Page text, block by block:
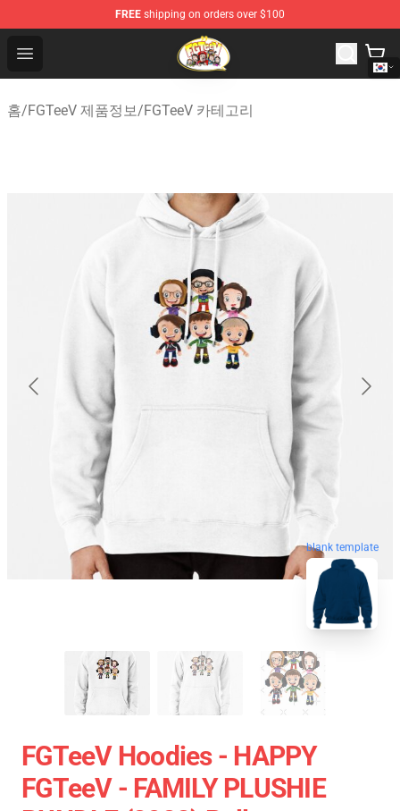
FREE shipping on orders over $100
Open menu
FGTeeV Store - Official FGTeeV Merchandise Shop
홈/FGTeeV 제품정보/FGTeeV 카테고리
blank template
FGTeeV Hoodies - HAPPY
FGTeeV - FAMILY PLUSHIE